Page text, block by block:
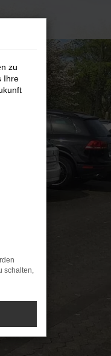
zu
Ihre
schalten,